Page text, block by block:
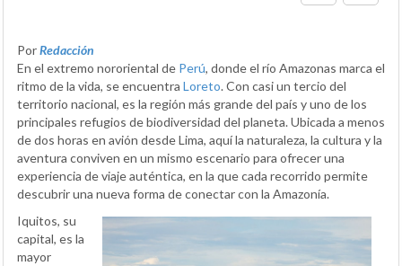
PorRedacción
En el extremo nororiental de Perú, donde el río Amazonas marca el
ritmo de la vida, se encuentra Loreto. Con casi un tercio del
territorio nacional, es la región más grande del país y uno de los
principales refugios de biodiversidad del planeta. Ubicada a menos
de dos horas en avión desde Lima, aquí la naturaleza, la cultura y la
aventura conviven en un mismo escenario para ofrecer una
experiencia de viaje auténtica, en la que cada recorrido permite
descubrir una nueva forma de conectar con la Amazonía.
Iquitos, su
capital, es la
mayor